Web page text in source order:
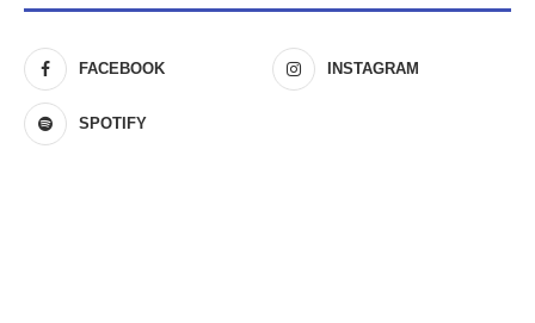
FACEBOOK INSTAGRAM
SPOTIFY